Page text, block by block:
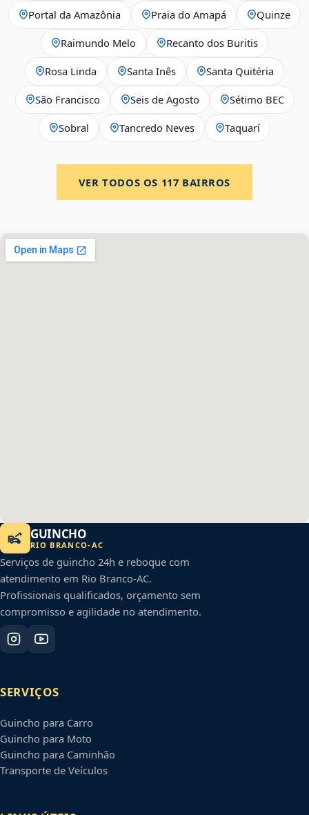
Portal da Amazônia Praia do Amapá Quinze
Raimundo Melo Recanto dos Buritis
Rosa Linda Santa Inês Santa Quitéria
São Francisco Seis de Agosto Sétimo BEC
Sobral Tancredo Neves Taquarí
VER TODOS OS 117 BAIRROS
GUINCHO
RIO BRANCO-AC
Serviços de guincho 24h e reboque com
atendimento em Rio Branco-AC.
Profissionais qualificados, orçamento sem
compromisso e agilidade no atendimento.
SERVIÇOS
Guincho para Carro
Guincho para Moto
Guincho para Caminhão
Transporte de Veículos